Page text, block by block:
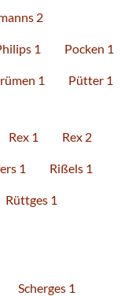
2
1 Pocken 1
1 Pütter 1
Rex 1 Rex 2
1 Rißels 1
Rüttges 1
Scherges 1